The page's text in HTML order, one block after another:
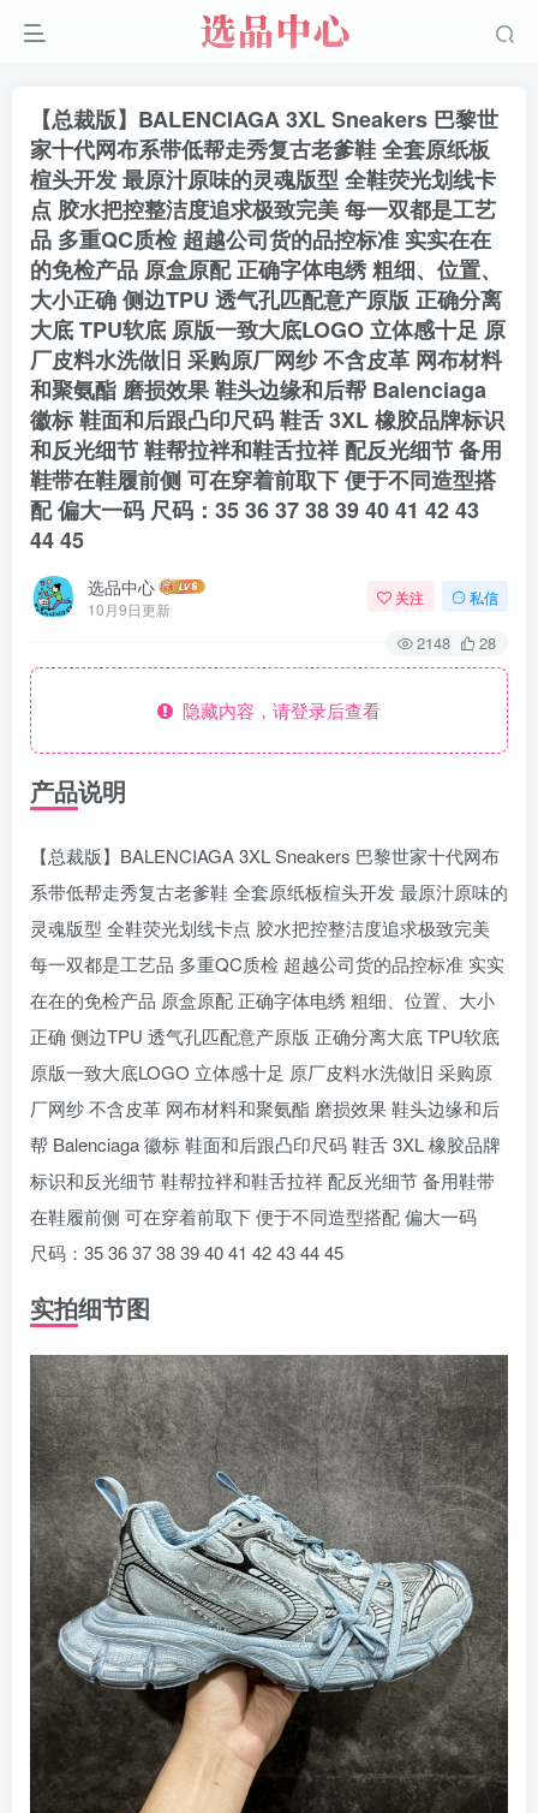
【总裁版】BALENCIAGA 3XL Sneakers 巴黎世
家十代网布系带低帮走秀复古老爹鞋 全套原纸板
楦头开发 最原汁原味的灵魂版型 全鞋荧光划线卡
点 胶水把控整洁度追求极致完美 每一双都是工艺
品 多重QC质检 超越公司货的品控标准 实实在在
的免检产品 原盒原配 正确字体电绣 粗细、位置、
大小正确 侧边TPU 透气孔匹配意产原版 正确分离
大底 TPU软底 原版一致大底LOGO 立体感十足 原
厂皮料水洗做旧 采购原厂网纱 不含皮革 网布材料
和聚氨酯 磨损效果 鞋头边缘和后帮 Balenciaga
徽标 鞋面和后跟凸印尺码 鞋舌 3XL 橡胶品牌标识
和反光细节 鞋帮拉袢和鞋舌拉祥 配反光细节 备用
鞋带在鞋履前侧 可在穿着前取下 便于不同造型搭
配 偏大一码 尺码：35 36 37 38 39 40 41 42 43
44 45
选品中心
10月9日更新
关注 私信
2148 28
隐藏内容，请登录后查看
产品说明
【总裁版】BALENCIAGA 3XL Sneakers 巴黎世家十代网布
系带低帮走秀复古老爹鞋 全套原纸板楦头开发 最原汁原味的
灵魂版型 全鞋荧光划线卡点 胶水把控整洁度追求极致完美
每一双都是工艺品 多重QC质检 超越公司货的品控标准 实实
在在的免检产品 原盒原配 正确字体电绣 粗细、位置、大小
正确 侧边TPU 透气孔匹配意产原版 正确分离大底 TPU软底
原版一致大底LOGO 立体感十足 原厂皮料水洗做旧 采购原
厂网纱 不含皮革 网布材料和聚氨酯 磨损效果 鞋头边缘和后
帮 Balenciaga 徽标 鞋面和后跟凸印尺码 鞋舌 3XL 橡胶品牌
标识和反光细节 鞋帮拉袢和鞋舌拉祥 配反光细节 备用鞋带
在鞋履前侧 可在穿着前取下 便于不同造型搭配 偏大一码
尺码：35 36 37 38 39 40 41 42 43 44 45
实拍细节图